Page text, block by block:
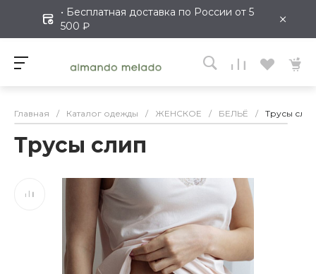
• Бесплатная доставка по России от 5
500 ₽
×
Главная / Каталог одежды / ЖЕНСКОЕ / БЕЛЬЁ / Трусы слип
Трусы слип